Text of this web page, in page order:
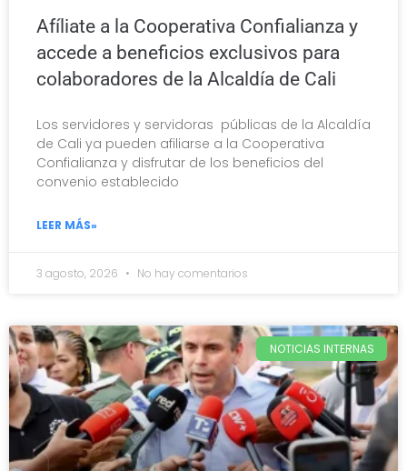
Afíliate a la Cooperativa Confialianza y
accede a beneficios exclusivos para
colaboradores de la Alcaldía de Cali
Los servidores y servidoras públicas de la Alcaldía
de Cali ya pueden afiliarse a la Cooperativa
Confialianza y disfrutar de los beneficios del
convenio establecido
LEER MÁS»
3 agosto, 2026 No hay comentarios
NOTICIAS INTERNAS